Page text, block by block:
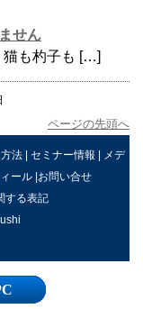
せん
猫も杓子も […]
ページの先頭へ
法 | セミナー情報 | メデ
ール|お問い合せ
する表記